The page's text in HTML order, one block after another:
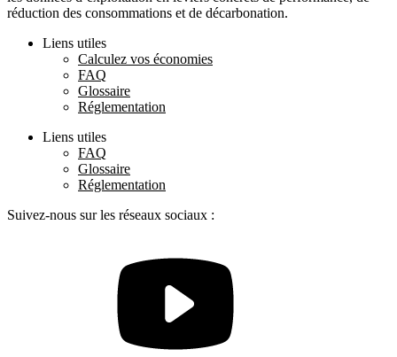
réduction des consommations et de décarbonation.
Liens utiles
Calculez vos économies
FAQ
Glossaire
Réglementation
Liens utiles
FAQ
Glossaire
Réglementation
Suivez-nous sur les réseaux sociaux :